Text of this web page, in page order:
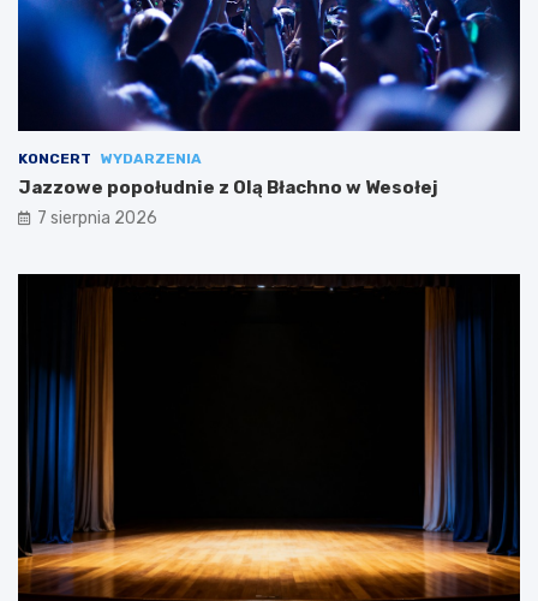
KONCERT WYDARZENIA
Jazzowe popołudnie z Olą Błachno w Wesołej
7 sierpnia 2026